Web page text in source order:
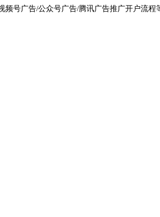
号广告/公众号广告/腾讯广告推广开户流程